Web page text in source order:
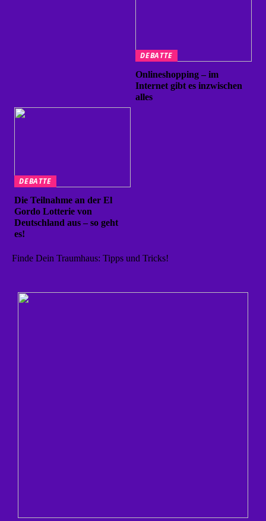
DEBATTE
Onlineshopping – im
Internet gibt es inzwischen
alles
DEBATTE
Die Teilnahme an der El
Gordo Lotterie von
Deutschland aus – so geht
es!
Finde Dein Traumhaus: Tipps und Tricks!